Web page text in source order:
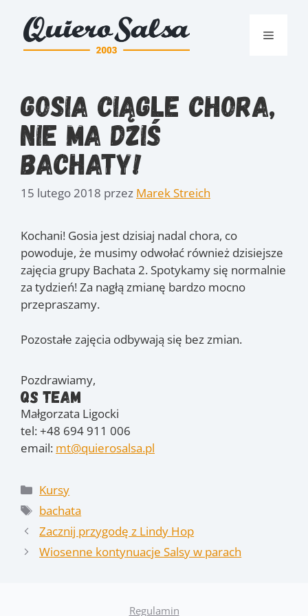
treści
Menu
Gosia ciągle chora,
nie ma dziś
Bachaty!
15 lutego 2018 przez Marek Streich
Kochani! Gosia jest dzisiaj nadal chora, co
powoduje, że musimy odwołać również dzisiejsze
zajęcia grupy Bachata 2. Spotykamy się normalnie
za tydzień! Za nagłą zmianę bardzo mocno
przepraszamy.
Pozostałe zajęcia odbywają się bez zmian.
Pozdrawiamy,
QS Team
Małgorzata Ligocki
tel: +48 694 911 006
email: mt@quierosalsa.pl
Kategorie
Kursy
Tagi
bachata
Zacznij przygodę z Lindy Hop
Wiosenne kontynuacje Salsy w parach
Regulamin